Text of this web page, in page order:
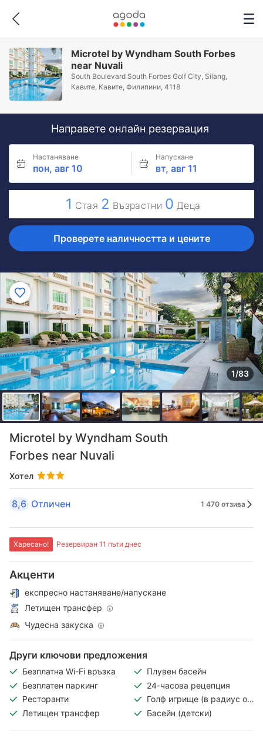
Microtel by Wyndham South Forbes
near Nuvali
South Boulevard South Forbes Golf City, Silang,
Кавите, Кавите, Филипини, 4118
Направете онлайн резервация
Настаняване
пон, авг 10
Напускане
вт, авг 11
1 Стая 2 Възрастни 0 Деца
Проверете наличността и цените
1/83
Microtel by Wyndham South
Forbes near Nuvali
Хотел
8,6 Отличен 1 470 отзива
Харесано! Резервиран 11 пъти днес
Акценти
експресно настаняване/напускане
Летищен трансфер
Чудесна закуска
Други ключови предложения
Безплатна Wi-Fi връзка
Плувен басейн
Безплатен паркинг
24-часова рецепция
Ресторанти
Голф игрище (в радиус от
3 км)
Летищен трансфер Басейн (детски)